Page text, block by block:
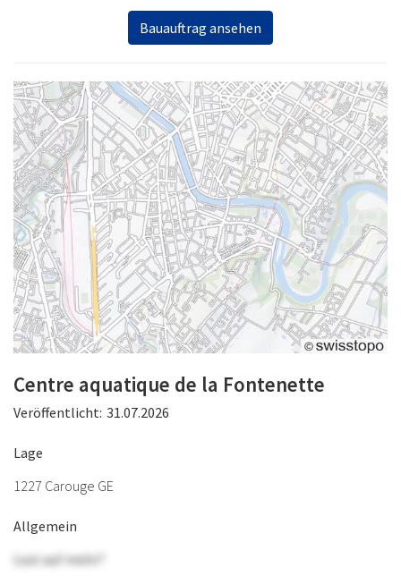
Bauauftrag ansehen
Centre aquatique de la Fontenette
Veröffentlicht: 31.07.2026
Lage
1227 Carouge GE
Allgemein
Lust auf mehr?